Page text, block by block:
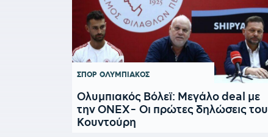
ΣΠΟΡ ΟΛΥΜΠΙΑΚΟΣ
Ολυμπιακός Βόλεϊ: Μεγάλο deal με
την ΟΝΕΧ- Οι πρώτες δηλώσεις του
Κουντούρη